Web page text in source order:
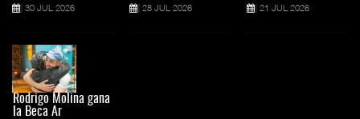
30 JUL 2026
Rodrigo Molina gana
la Beca Ar
28 JUL 2026 21 JUL 2026